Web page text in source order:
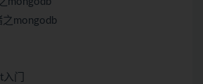
mongodb
门